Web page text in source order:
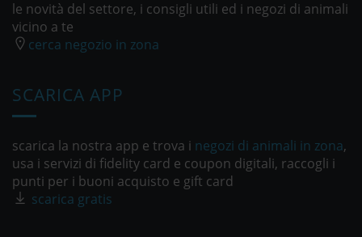
le novità del settore, i consigli utili ed i negozi di animali
vicino a te
cerca negozio in zona
SCARICA APP
scarica la nostra app e trova i negozi di animali in zona,
usa i servizi di fidelity card e coupon digitali, raccogli i
punti per i buoni acquisto e gift card
scarica gratis